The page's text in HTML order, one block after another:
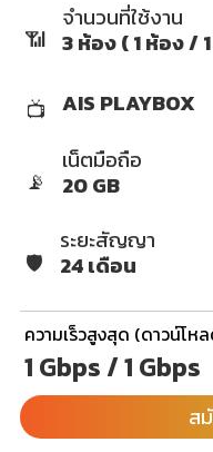
📶
จำนวนที่ใช้งาน
3 ห้อง ( 1 ห้อง /
📺 AIS PLAYBOX
📡
เน็ตมือถือ
20 GB
🛡️
ระยะสัญญา
24 เดือน
ความเร็วสูงสุด (ดาวน์โห
1 Gbps / 1 Gbps
ส